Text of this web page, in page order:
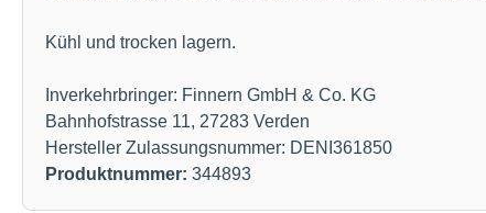
Kühl und trocken lagern.
Inverkehrbringer: Finnern GmbH & Co. KG
Bahnhofstrasse 11, 27283 Verden
Hersteller Zulassungsnummer: DENI361850
Produktnummer: 344893